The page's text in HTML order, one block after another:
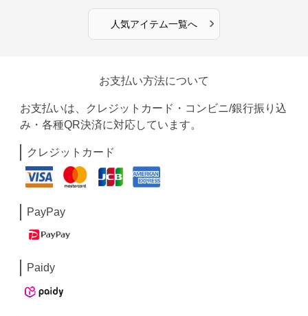
人気アイテム一覧へ ›
お支払い方法について
お支払いは、クレジットカード・コンビニ/銀行振り込
み・各種QR決済に対応しています。
クレジットカード
PayPay
Paidy